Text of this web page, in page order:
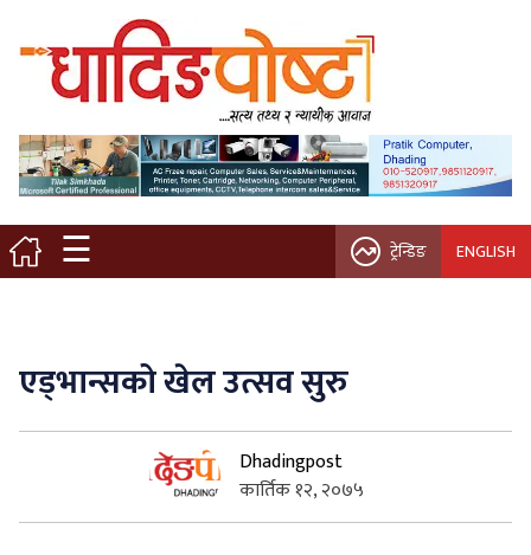
☰
मुख्य पृष्ठ
स्थानीय समाचार
विचार / ब्लग
नगर/गाउँ पालिका
कृषि/सहकारी
प्रवास
ट्रेन्डिङ ENGLISH
एड्भान्सको खेल उत्सव सुरु
Dhadingpost
कार्तिक १२, २०७५